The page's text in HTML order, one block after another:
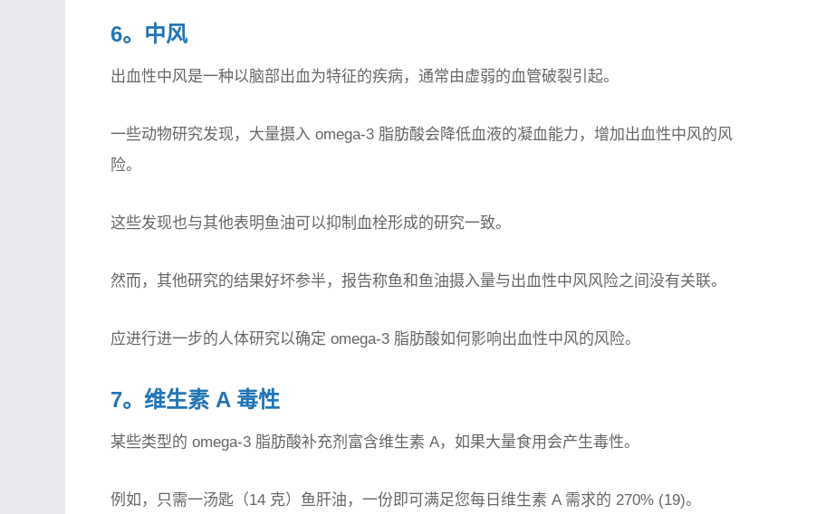
6。中风
出血性中风是一种以脑部出血为特征的疾病，通常由虚弱的血管破裂引起。
一些动物研究发现，大量摄入 omega-3 脂肪酸会降低血液的凝血能力，增加出血性中风的风
险。
这些发现也与其他表明鱼油可以抑制血栓形成的研究一致。
然而，其他研究的结果好坏参半，报告称鱼和鱼油摄入量与出血性中风风险之间没有关联。
应进行进一步的人体研究以确定 omega-3 脂肪酸如何影响出血性中风的风险。
7。维生素 A 毒性
某些类型的 omega-3 脂肪酸补充剂富含维生素 A，如果大量食用会产生毒性。
例如，只需一汤匙（14 克）鱼肝油，一份即可满足您每日维生素 A 需求的 270% (19)。